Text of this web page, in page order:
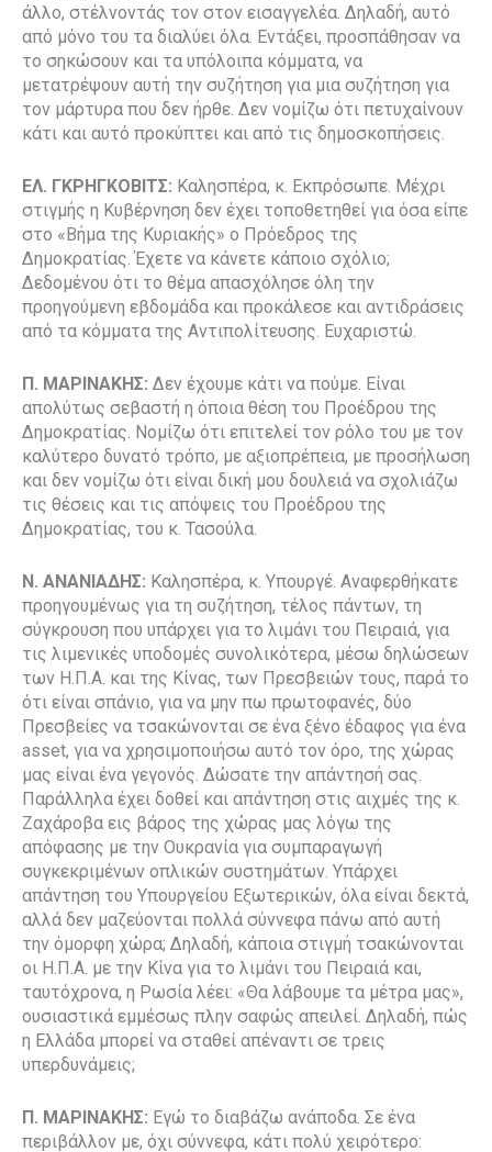
άλλο, στέλνοντάς τον στον εισαγγελέα. Δηλαδή, αυτό
από μόνο του τα διαλύει όλα. Εντάξει, προσπάθησαν να
το σηκώσουν και τα υπόλοιπα κόμματα, να
μετατρέψουν αυτή την συζήτηση για μια συζήτηση για
τον μάρτυρα που δεν ήρθε. Δεν νομίζω ότι πετυχαίνουν
κάτι και αυτό προκύπτει και από τις δημοσκοπήσεις.
ΕΛ. ΓΚΡΗΓΚΟΒΙΤΣ: Καλησπέρα, κ. Εκπρόσωπε. Μέχρι
στιγμής η Κυβέρνηση δεν έχει τοποθετηθεί για όσα είπε
στο «Βήμα της Κυριακής» ο Πρόεδρος της
Δημοκρατίας. Έχετε να κάνετε κάποιο σχόλιο;
Δεδομένου ότι το θέμα απασχόλησε όλη την
προηγούμενη εβδομάδα και προκάλεσε και αντιδράσεις
από τα κόμματα της Αντιπολίτευσης. Ευχαριστώ.
Π. ΜΑΡΙΝΑΚΗΣ: Δεν έχουμε κάτι να πούμε. Είναι
απολύτως σεβαστή η όποια θέση του Προέδρου της
Δημοκρατίας. Νομίζω ότι επιτελεί τον ρόλο του με τον
καλύτερο δυνατό τρόπο, με αξιοπρέπεια, με προσήλωση
και δεν νομίζω ότι είναι δική μου δουλειά να σχολιάζω
τις θέσεις και τις απόψεις του Προέδρου της
Δημοκρατίας, του κ. Τασούλα.
Ν. ΑΝΑΝΙΑΔΗΣ: Καλησπέρα, κ. Υπουργέ. Αναφερθήκατε
προηγουμένως για τη συζήτηση, τέλος πάντων, τη
σύγκρουση που υπάρχει για το λιμάνι του Πειραιά, για
τις λιμενικές υποδομές συνολικότερα, μέσω δηλώσεων
των Η.Π.Α. και της Κίνας, των Πρεσβειών τους, παρά το
ότι είναι σπάνιο, για να μην πω πρωτοφανές, δύο
Πρεσβείες να τσακώνονται σε ένα ξένο έδαφος για ένα
asset, για να χρησιμοποιήσω αυτό τον όρο, της χώρας
μας είναι ένα γεγονός. Δώσατε την απάντησή σας.
Παράλληλα έχει δοθεί και απάντηση στις αιχμές της κ.
Ζαχάροβα εις βάρος της χώρας μας λόγω της
απόφασης με την Ουκρανία για συμπαραγωγή
συγκεκριμένων οπλικών συστημάτων. Υπάρχει
απάντηση του Υπουργείου Εξωτερικών, όλα είναι δεκτά,
αλλά δεν μαζεύονται πολλά σύννεφα πάνω από αυτή
την όμορφη χώρα; Δηλαδή, κάποια στιγμή τσακώνονται
οι Η.Π.Α. με την Κίνα για το λιμάνι του Πειραιά και,
ταυτόχρονα, η Ρωσία λέει: «Θα λάβουμε τα μέτρα μας»,
ουσιαστικά εμμέσως πλην σαφώς απειλεί. Δηλαδή, πώς
η Ελλάδα μπορεί να σταθεί απέναντι σε τρεις
υπερδυνάμεις;
Π. ΜΑΡΙΝΑΚΗΣ: Εγώ το διαβάζω ανάποδα. Σε ένα
περιβάλλον με, όχι σύννεφα, κάτι πολύ χειρότερο: